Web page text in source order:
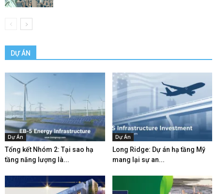
DỰ ÁN
Dự Án
Tổng kết Nhóm 2: Tại sao hạ
tầng năng lượng là...
Dự Án
Long Ridge: Dự án hạ tầng Mỹ
mang lại sự an...